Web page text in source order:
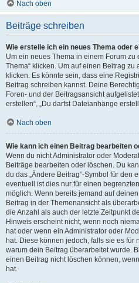
Nach oben
Beiträge schreiben
Wie erstelle ich ein neues Thema oder
Um ein neues Thema in einem Forum zu
Thema“ klicken. Um auf einen Beitrag zu
klicken. Es könnte sein, dass eine
Beitrag schreiben kannst. Deine
Foren- und der Beitragsansicht
erstellen“, „Du darfst Dateianhänge
Nach oben
Wie kann ich einen Beitrag bearbeiten
Wenn du nicht Administrator oder
Beiträge bearbeiten oder löschen. Du
du das „Ändere Beitrag“-Symbol für den
eventuell ist dies nur für einen
möglich. Wenn bereits jemand auf
Beitrag in der Themenansicht als
die Anzahl als auch der letzte Zeitpunkt
Hinweis erscheint nicht, wenn noch
hat oder wenn ein Administrator oder
hat. Diese können jedoch, falls sie es
warum dein Beitrag überarbeitet wurde.
einen Beitrag nicht löschen können,
hat.